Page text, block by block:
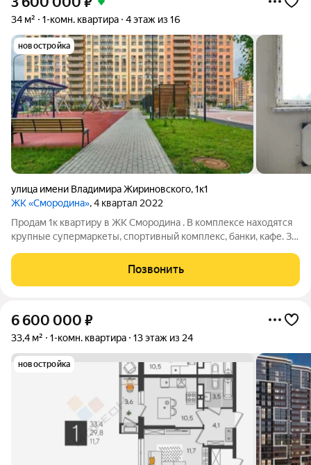
34 м² 1-комн. квартира 4 этаж из 16
новостройка
улица имени Владимира Жириновского,1к1
ЖК «Смородина», 4 квартал 2022
Продам 1к квартиру в ЖК Смородина . В комплексе находятся
крупные супермаркеты, спортивный комплекс, банки, кафе. За
центральной части Краснодара занимает 20 минут школа, на
территории комплекса 2
Позвонить
6 600 000 ₽
33,4 м² 1-комн. квартира 13 этаж из 24
новостройка